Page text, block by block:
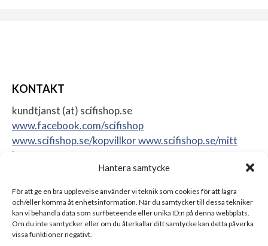
Hantera samtycke
För att ge en bra upplevelse använder vi teknik som cookies för att lagra
och/eller komma åt enhetsinformation. När du samtycker till dessa tekniker
kan vi behandla data som surfbeteende eller unika ID:n på denna webbplats.
Om du inte samtycker eller om du återkallar ditt samtycke kan detta påverka
vissa funktioner negativt.
KONTAKT
kundtjanst (at) scifishop.se
www.facebook.com/scifishop
www.scifishop.se/kopvillkorwww.scifishop.se/mitt
konto
Sweden